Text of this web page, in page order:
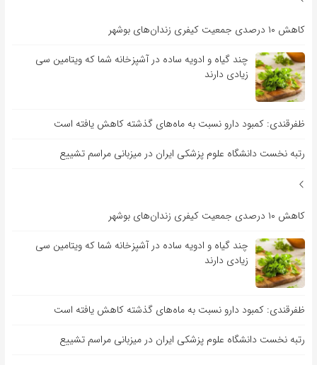
کاهش ۱۰ درصدی جمعیت کیفری زندان‌های بوشهر
چند گیاه و ادویه ساده در آشپزخانه شما که ویتامین سی
زیادی دارند
ظفرقندی: کمبود دارو نسبت به ماه‌های گذشته کاهش یافته است
رتبه نخست دانشگاه علوم پزشکی ایران در میزبانی مراسم تشییع
کاهش ۱۰ درصدی جمعیت کیفری زندان‌های بوشهر
چند گیاه و ادویه ساده در آشپزخانه شما که ویتامین سی
زیادی دارند
ظفرقندی: کمبود دارو نسبت به ماه‌های گذشته کاهش یافته است
رتبه نخست دانشگاه علوم پزشکی ایران در میزبانی مراسم تشییع